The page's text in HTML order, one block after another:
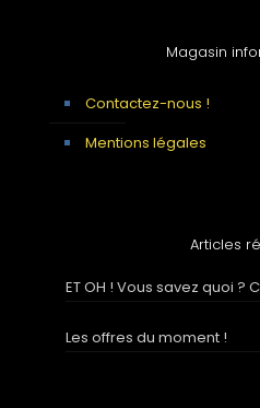
Magasin
Contactez-nous !
Mentions légales
Articles
ET OH ! Vous savez quoi ?
Les offres du moment !